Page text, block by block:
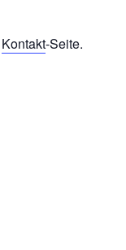
Kontakt-Seite.